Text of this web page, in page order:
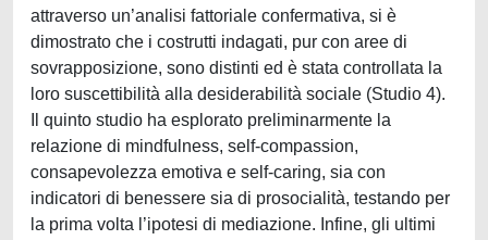
attraverso un’analisi fattoriale confermativa, si è
dimostrato che i costrutti indagati, pur con aree di
sovrapposizione, sono distinti ed è stata controllata la
loro suscettibilità alla desiderabilità sociale (Studio 4).
Il quinto studio ha esplorato preliminarmente la
relazione di mindfulness, self-compassion,
consapevolezza emotiva e self-caring, sia con
indicatori di benessere sia di prosocialità, testando per
la prima volta l’ipotesi di mediazione. Infine, gli ultimi